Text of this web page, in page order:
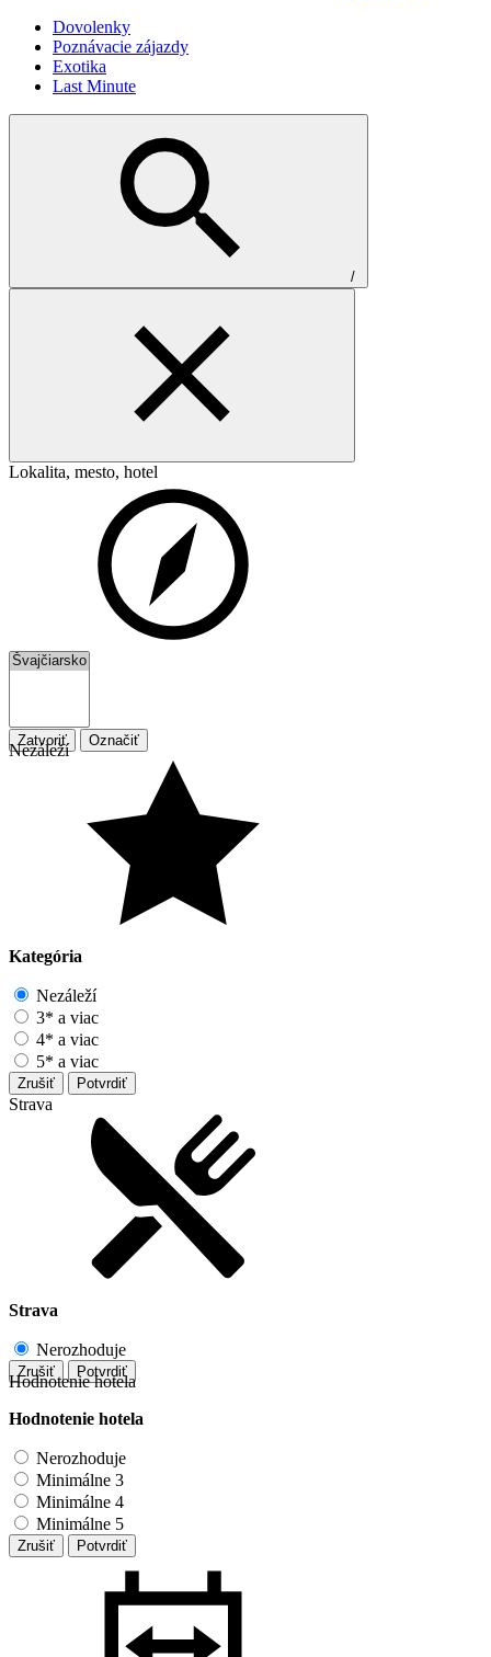
Dovolenky
Poznávacie zájazdy
Exotika
Last Minute
/
Lokalita, mesto, hotel
Zatvoriť Označiť
Nezáleží
Kategória
Nezáleží
3* a viac
4* a viac
5* a viac
Zrušiť Potvrdiť
Strava
Strava
Nerozhoduje
Zrušiť Potvrdiť
Hodnotenie hotela
Hodnotenie hotela
Nerozhoduje
Minimálne 3
Minimálne 4
Minimálne 5
Zrušiť Potvrdiť